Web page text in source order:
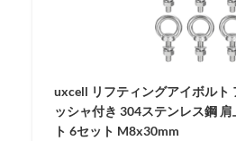
uxcell リフティングアイボルト
ッシャ付き 304ステンレス鋼
ト 6セット M8x30mm